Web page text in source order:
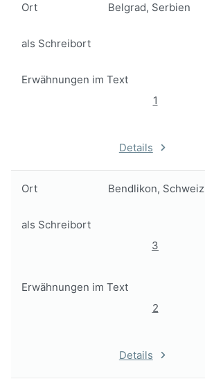
Ort Belgrad, Serbien
als Schreibort
Erwähnungen im Text
1
Details
Ort Bendlikon, Schweiz
als Schreibort
3
Erwähnungen im Text
2
Details